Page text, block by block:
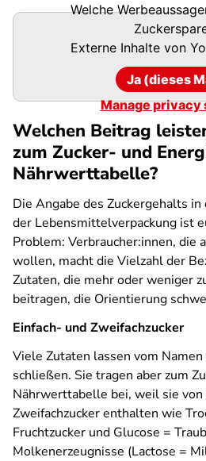
Welche
Externe Inhalte von
Ja (dieses
Manage privacy
Welchen Beitrag
zum Zucker- und
Nährwerttabelle?
Die Angabe des Zuckergehalts
der Lebensmittelverpackung ist
Problem: Verbraucher:innen, die
wollen, macht die Vielzahl der
Zutaten, die mehr oder weniger
beitragen, die Orientierung
Einfach- und Zweifachzucker
Viele Zutaten lassen vom
schließen. Sie tragen aber zum
Nährwerttabelle bei, weil sie von
Zweifachzucker enthalten wie
Fruchtzucker und Glucose =
Molkenerzeugnisse (Lactose =